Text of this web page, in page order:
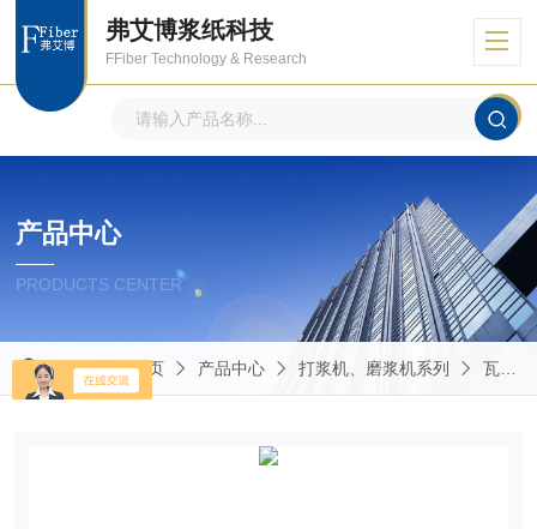
弗艾博浆纸科技
FFiber Technology & Research
产品中心
PRODUCTS CENTER
当前位置：首页 产品中心 打浆机、磨浆机系列 瓦利打浆机